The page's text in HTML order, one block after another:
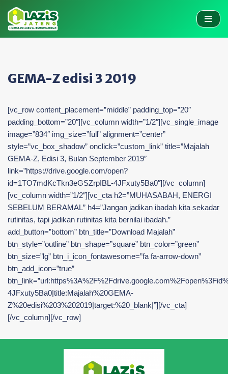
Skip
to
GEMA-Z edisi 3 2019
[vc_row content_placement=”middle” padding_top=”20″
padding_bottom=”20″][vc_column width=”1/2″][vc_single_image
image=”834″ img_size=”full” alignment=”center”
style=”vc_box_shadow” onclick=”custom_link” title=”Majalah
GEMA-Z, Edisi 3, Bulan September 2019″
link=”https://drive.google.com/open?
id=1TO7mdKcTkn3eGSZrpIBL-4JFxuty5Ba0″][/vc_column]
[vc_column width=”1/2″][vc_cta h2=”MUHASABAH, ENERGI
SEBELUM BERAMAL” h4=”Jangan jadikan ibadah kita sekadar
rutinitas, tapi jadikan rutinitas kita bernilai ibadah.”
add_button=”bottom” btn_title=”Download Majalah”
btn_style=”outline” btn_shape=”square” btn_color=”green”
btn_size=”lg” btn_i_icon_fontawesome=”fa fa-arrow-down”
btn_add_icon=”true”
4JFxuty5Ba0|title:Majalah%20GEMA-
Z%20edisi%203%202019|target:%20_blank|”][/vc_cta]
[/vc_column][/vc_row]